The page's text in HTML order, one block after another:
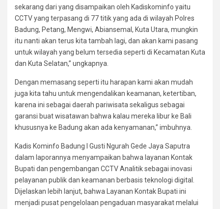
sekarang dari yang disampaikan oleh Kadiskominfo yaitu
CCTV yang terpasang di 77 titik yang ada di wilayah Polres
Badung, Petang, Mengwi, Abiansemal, Kuta Utara, mungkin
itu nanti akan terus kita tambah lagi, dan akan kami pasang
untuk wilayah yang belum tersedia seperti di Kecamatan Kuta
dan Kuta Selatan,” ungkapnya.
Dengan memasang seperti itu harapan kami akan mudah
juga kita tahu untuk mengendalikan keamanan, ketertiban,
karena ini sebagai daerah pariwisata sekaligus sebagai
garansi buat wisatawan bahwa kalau mereka libur ke Bali
khususnya ke Badung akan ada kenyamanan,” imbuhnya.
Kadis Kominfo Badung I Gusti Ngurah Gede Jaya Saputra
dalam laporannya menyampaikan bahwa layanan Kontak
Bupati dan pengembangan CCTV Analitik sebagai inovasi
pelayanan publik dan keamanan berbasis teknologi digital.
Dijelaskan lebih lanjut, bahwa Layanan Kontak Bupati ini
menjadi pusat pengelolaan pengaduan masyarakat melalui